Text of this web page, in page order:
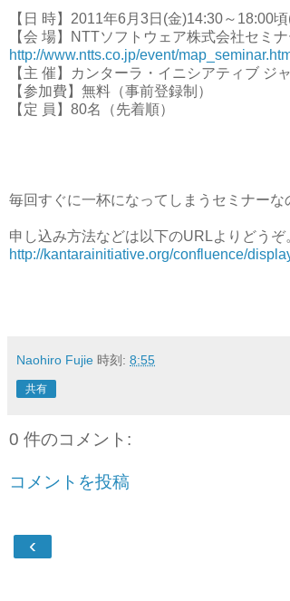
【日 時】2011年6月3日(金)14:30～18:00
【会 場】NTTソフトウェア株式会社セミ
http://www.ntts.co.jp/event/
【主 催】カンターラ・イニシアティブ ジ
【参加費】無料（事前登録制）
【定 員】80名（先着順）
毎回すぐに一杯になってしまうセミナー
申し込み方法などは以下のURLよりどうぞ
http://kantarainitiative.org/confluence/
Naohiro Fujie 時刻: 8:55
共有
0 件のコメント:
コメントを投稿
‹